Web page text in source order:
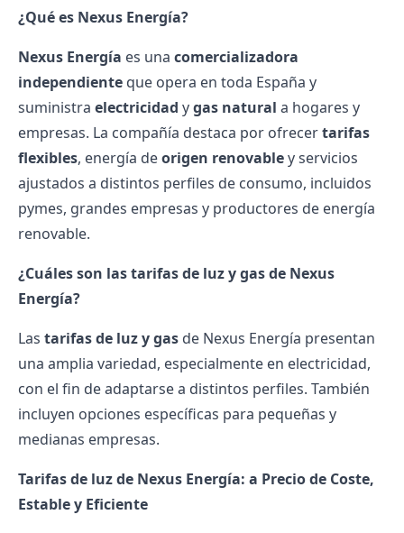
¿Qué es Nexus Energía?
Nexus Energía es una comercializadora
independiente que opera en toda España y
suministra electricidad ygas natural a hogares y
empresas. La compañía destaca por ofrecertarifas
flexibles, energía deorigen renovabley servicios
ajustados a distintos perfiles de consumo, incluidos
pymes, grandes empresas y productores de energía
renovable.
¿Cuáles son las tarifas de luz y gas de Nexus
Energía?
Las tarifas de luz y gas de Nexus Energía presentan
una amplia variedad, especialmente en electricidad,
con el fin de adaptarse a distintos perfiles. También
incluyen opciones específicas para pequeñas y
medianas empresas.
Tarifas de luz de Nexus Energía: a Precio de Coste,
Estable y Eficiente